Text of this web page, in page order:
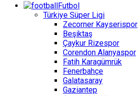
Futbol
Türkiye Süper Ligi
Zecorner Kayserispor
Beşiktaş
Çaykur Rizespor
Corendon Alanyaspor
Fatih Karagümrük
Fenerbahçe
Galatasaray
Gaziantep